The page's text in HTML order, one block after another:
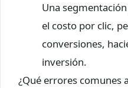
Una
el costo por clic,
conversiones,
inversión.
¿Qué errores comunes